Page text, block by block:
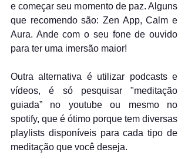
e começar seu momento de paz. Alguns
que recomendo são: Zen App, Calm e
Aura. Ande com o seu fone de ouvido
para ter uma imersão maior!
Outra alternativa é utilizar podcasts e
vídeos, é só pesquisar "meditação
guiada” no youtube ou mesmo no
spotify, que é ótimo porque tem diversas
playlists disponíveis para cada tipo de
meditação que você deseja.